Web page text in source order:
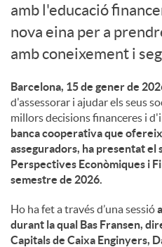
amb l'educació
nova eina per a
amb coneixement i
Barcelona, 15 de gener de
d'assessorar i ajudar els seus
millors decisions financeres i
banca cooperativa que
asseguradors, ha presentat el
Perspectives Econòmiques i
semestre de 2026.
Ho ha fet a través d’una sessió
durant la qual Bas Fransen,
Capitals de Caixa Enginyers,